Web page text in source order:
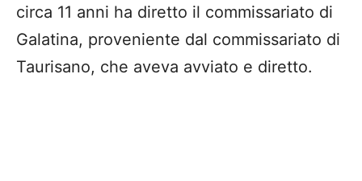
circa 11 anni ha diretto il commissariato di
Galatina, proveniente dal commissariato di
Taurisano, che aveva avviato e diretto.